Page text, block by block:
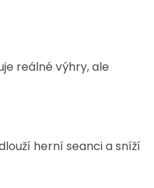
reálné výhry, ale
herní seanci a sníží